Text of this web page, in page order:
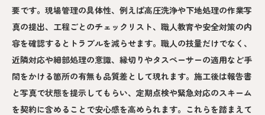
要です。現場管理の具体性、例えば高圧洗浄や下地処理の作業写
真の提出、工程ごとのチェックリスト、職人教育や安全対策の内
容を確認するとトラブルを減らせます。職人の技量だけでなく、
近隣対応や細部処理の意識、縁切りやタスペーサーの適用など手
間をかける箇所の有無も品質差として現れます。施工後は報告書
と写真で状態を提示してもらい、定期点検や緊急対応のスキーム
を契約に含めることで安心感を高められます。これらを踏まえて